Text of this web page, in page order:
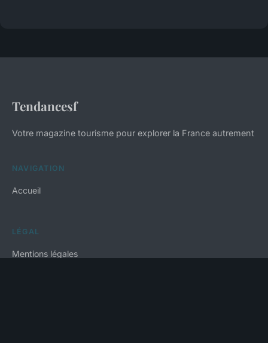
Tendancesf
Votre magazine tourisme pour explorer la France autrement
NAVIGATION
Accueil
LÉGAL
Mentions légales